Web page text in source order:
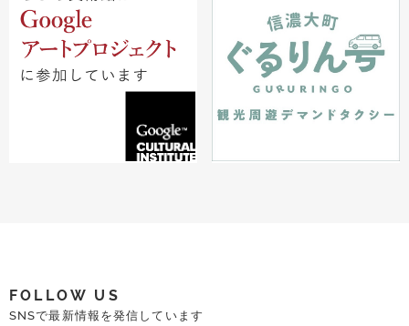
FOLLOW US
SNSで最新情報を発信しています